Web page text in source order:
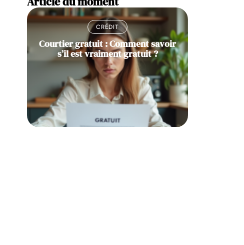
CRÉDIT
Courtier gratuit : Comment savoir
s’il est vraiment gratuit ?